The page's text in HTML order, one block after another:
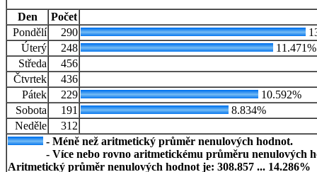
Den
Počet
Pondělí
290
Úterý
248
11.471%
Středa
456
Čtvrtek
436
Pátek
229
10.592%
Sobota
191
8.834%
Neděle
312
- Méně než aritmetický průměr nenulových hodnot.
- Více nebo rovno aritmetickému průměru nenulových
Aritmetický průměr nenulových hodnot je: 308.857 ... 14.286%